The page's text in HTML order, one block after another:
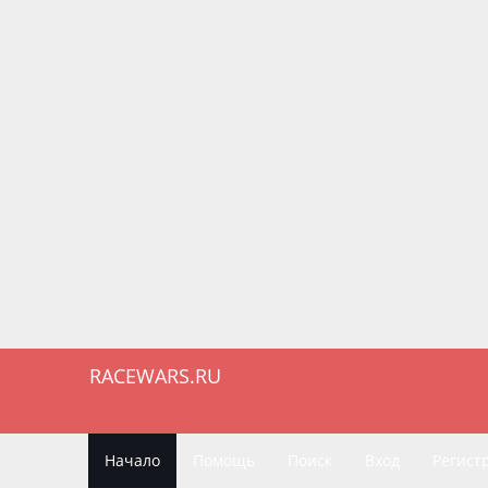
RACEWARS.RU
Начало